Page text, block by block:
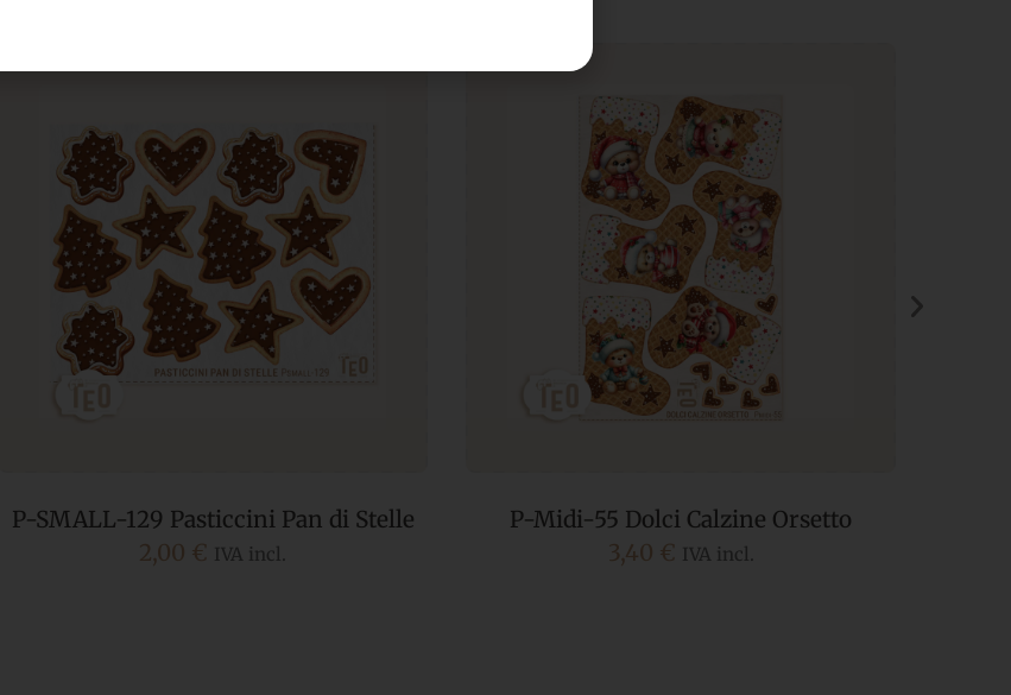
P-SMALL-129 Pasticcini Pan di Stelle
2,00 € IVA incl.
P-Midi-55 Dolci Calzine Orsetto
3,40 € IVA incl.